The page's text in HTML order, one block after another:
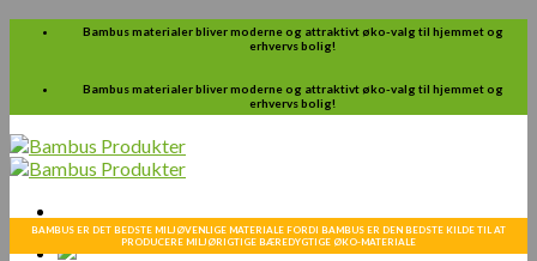
Skip
Bambus materialer bliver moderne og attraktivt øko-valg til hjemmet og
erhvervs bolig!
Bambus materialer bliver moderne og attraktivt øko-valg til hjemmet og
erhvervs bolig!
BAMBUS ER DET BEDSTE MILJØVENLIGE MATERIALE FORDI BAMBUS ER DEN BEDSTE KILDE TIL AT
PRODUCERE MILJØRIGTIGE BÆREDYGTIGE ØKO-MATERIALE